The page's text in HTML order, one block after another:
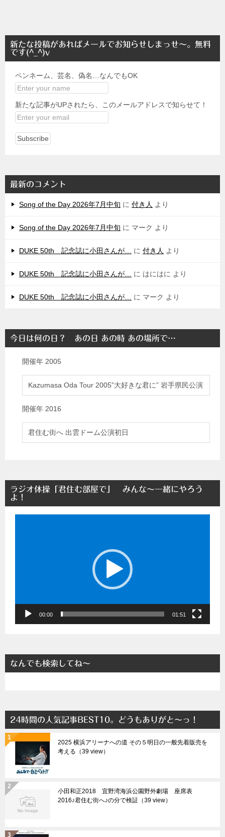
新たな投稿があればメールでお知らせしまっせ～。無料
です(^_^)v
ペンネーム、芸名、偽名…なんでもOK
新たな記事がUPされたら、このメールアドレスで知らせて！
最新のコメント
Song of the Day 2026年7月中旬 に 付き人 より
Song of the Day 2026年7月中旬 に マーク より
DUKE 50th 記念誌に小田さんが… に 付き人 より
DUKE 50th 記念誌に小田さんが… に はにはに より
DUKE 50th 記念誌に小田さんが… に マーク より
今日は何の日？ あの日 あの時 あの場所で…
開催年 2005
Kazumasa Oda Tour 2005”大好きな君に” 岩手県民公演
開催年 2016
君住む街へ 出雲ドーム公演初日
ラジオ体操「君住む部屋で」 みんな～一緒にやろう
よ！
00:00 01:51
なんでも検索してね～
24時間の人気記事BEST10。どうもありがと～っ！
2025 横浜アリーナへの道 その５明日の一般先着販売を
考える（39 view）
小田和正2018 宜野湾海浜公園野外劇場 座席表
2016♪君住む街へ♪の分で検証（39 view）